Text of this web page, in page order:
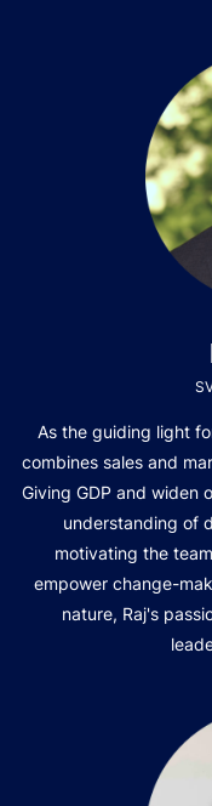
As the guiding light
combines sales and
Giving GDP and widen
understanding of
motivating the
empower change-
nature, Raj's